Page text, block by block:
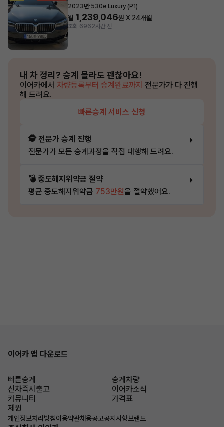
2023년·530e Luxury (P1)
월 1,239,046원 X 24개월
조회 6962시간 전
내 차 정리? 승계 몰라도 괜찮아요!
이어카에서 차량등록부터 승계완료까지 전문가가 다 진행
해 드려요.
빠른승계 서비스 신청
🕵️ 전문가 승계 진행
전문가가 모든 승계과정을 직접 대행해 드려요.
💣 중도해지위약금 절약
평균 중도해지위약금 753만원을 절약했어요.
이어카 앱 다운로드
빠른승계
승계차량
신차즉시출고
이어카소식
커뮤니티
가격표
제원
개인정보처리방침이용약관채용공고공지사항브랜드